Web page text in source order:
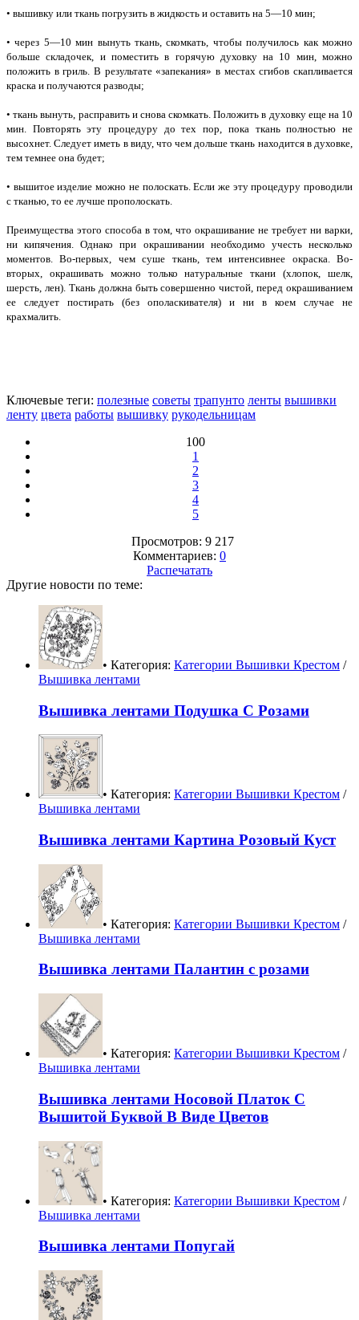
• вышивку или ткань погрузить в жидкость и оставить на 5—10 мин;
• через 5—10 мин вынуть ткань, скомкать, чтобы получилось как можно
больше складочек, и поместить в горячую духовку на 10 мин, можно
положить в гриль. В результате «запекания» в местах сгибов скапливается
краска и получаются разводы;
• ткань вынуть, расправить и снова скомкать. Положить в духовку еще на 10
мин. Повторять эту процедуру до тех пор, пока ткань полностью не
высохнет. Следует иметь в виду, что чем дольше ткань находится в духовке,
тем темнее она будет;
• вышитое изделие можно не полоскать. Если же эту процедуру проводили
с тканью, то ее лучше прополоскать.
Преимущества этого способа в том, что окрашивание не требует ни варки,
ни кипячения. Однако при окрашивании необходимо учесть несколько
моментов. Во-первых, чем суше ткань, тем интенсивнее окраска. Во-
вторых, окрашивать можно только натуральные ткани (хлопок, шелк,
шерсть, лен). Ткань должна быть совершенно чистой, перед окрашиванием
ее следует постирать (без ополаскивателя) и ни в коем случае не
крахмалить.
Ключевые теги: полезные советы трапунто ленты вышивки
ленту цвета работы вышивку рукодельницам
100
1
2
3
4
5
Просмотров: 9 217
Комментариев: 0
Распечатать
Другие новости по теме:
• Категория: Категории Вышивки Крестом /
Вышивка лентами
Вышивка лентами Подушка С Розами
• Категория: Категории Вышивки Крестом /
Вышивка лентами
Вышивка лентами Картина Розовый Куст
• Категория: Категории Вышивки Крестом /
Вышивка лентами
Вышивка лентами Палантин с розами
• Категория: Категории Вышивки Крестом /
Вышивка лентами
Вышивка лентами Носовой Платок С
Вышитой Буквой В Виде Цветов
• Категория: Категории Вышивки Крестом /
Вышивка лентами
Вышивка лентами Попугай